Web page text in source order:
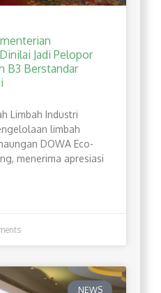
Jadi Pelopor
B3 Berstandar
Limbah Industri
limbah
DOWA Eco-
menerima apresiasi
NEWS